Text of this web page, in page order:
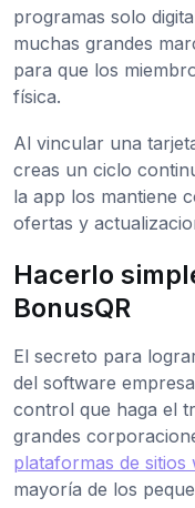
programas solo
muchas grandes
para que los
física.
Al vincular una
creas un ciclo
la app los mantiene
ofertas y
Hacerlo
BonusQR
El secreto para
del software
control que haga el
grandes
plataformas de sitios
mayoría de los